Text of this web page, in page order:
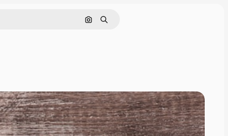
Cerca per immagine
Ricerca